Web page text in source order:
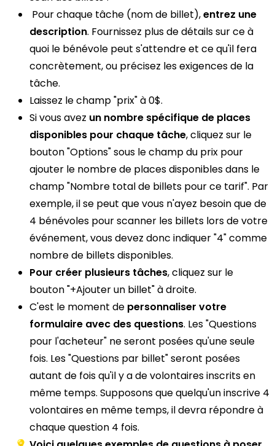
Pour chaque tâche (nom de billet),entrez une
description. Fournissez plus de détails sur ce à
quoi le bénévole peut s'attendre et ce qu'il fera
concrètement, ou précisez les exigences de la
tâche.
Laissez le champ "prix" à 0$.
Si vous avez un nombre spécifique de places
disponibles pour chaque tâche, cliquez sur le
bouton "Options" sous le champ du prix pour
ajouter le nombre de places disponibles dans le
champ "Nombre total de billets pour ce tarif". Par
exemple, il se peut que vous n'ayez besoin que de
4 bénévoles pour scanner les billets lors de votre
événement, vous devez donc indiquer "4" comme
nombre de billets disponibles.
Pour créer plusieurs tâches, cliquez sur le
bouton "+Ajouter un billet" à droite.
C'est le moment de personnaliser votre
formulaire avec des questions. Les "Questions
pour l'acheteur" ne seront posées qu'une seule
fois. Les "Questions par billet" seront posées
autant de fois qu'il y a de volontaires inscrits en
même temps. Supposons que quelqu'un inscrive 4
volontaires en même temps, il devra répondre à
chaque question 4 fois.